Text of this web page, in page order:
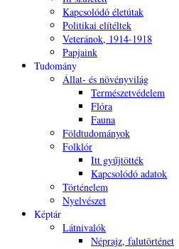
Kapcsolódó életútak
Politikai elítéltek
Veteránok, 1914-1918
Papjaink
Tudomány
Állat- és növényvilág
Természetvédelem
Flóra
Fauna
Földtudományok
Folklór
Itt gyűjtötték
Kapcsolódó adatok
Történelem
Nyelvészet
Képtár
Látnivalók
Néprajz, falutörténet